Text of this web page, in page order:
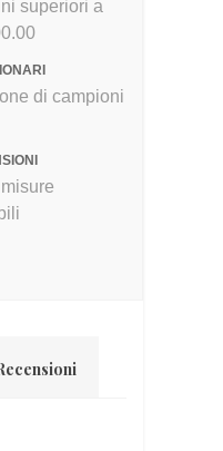
superiori a
di campioni